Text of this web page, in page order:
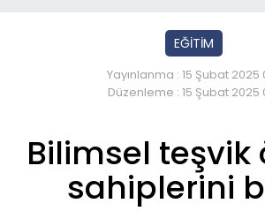
EĞİTİM
Yayınlanma : 15 Şubat 2025
Düzenleme : 15 Şubat 2025
Bilimsel teşvik
sahiplerini